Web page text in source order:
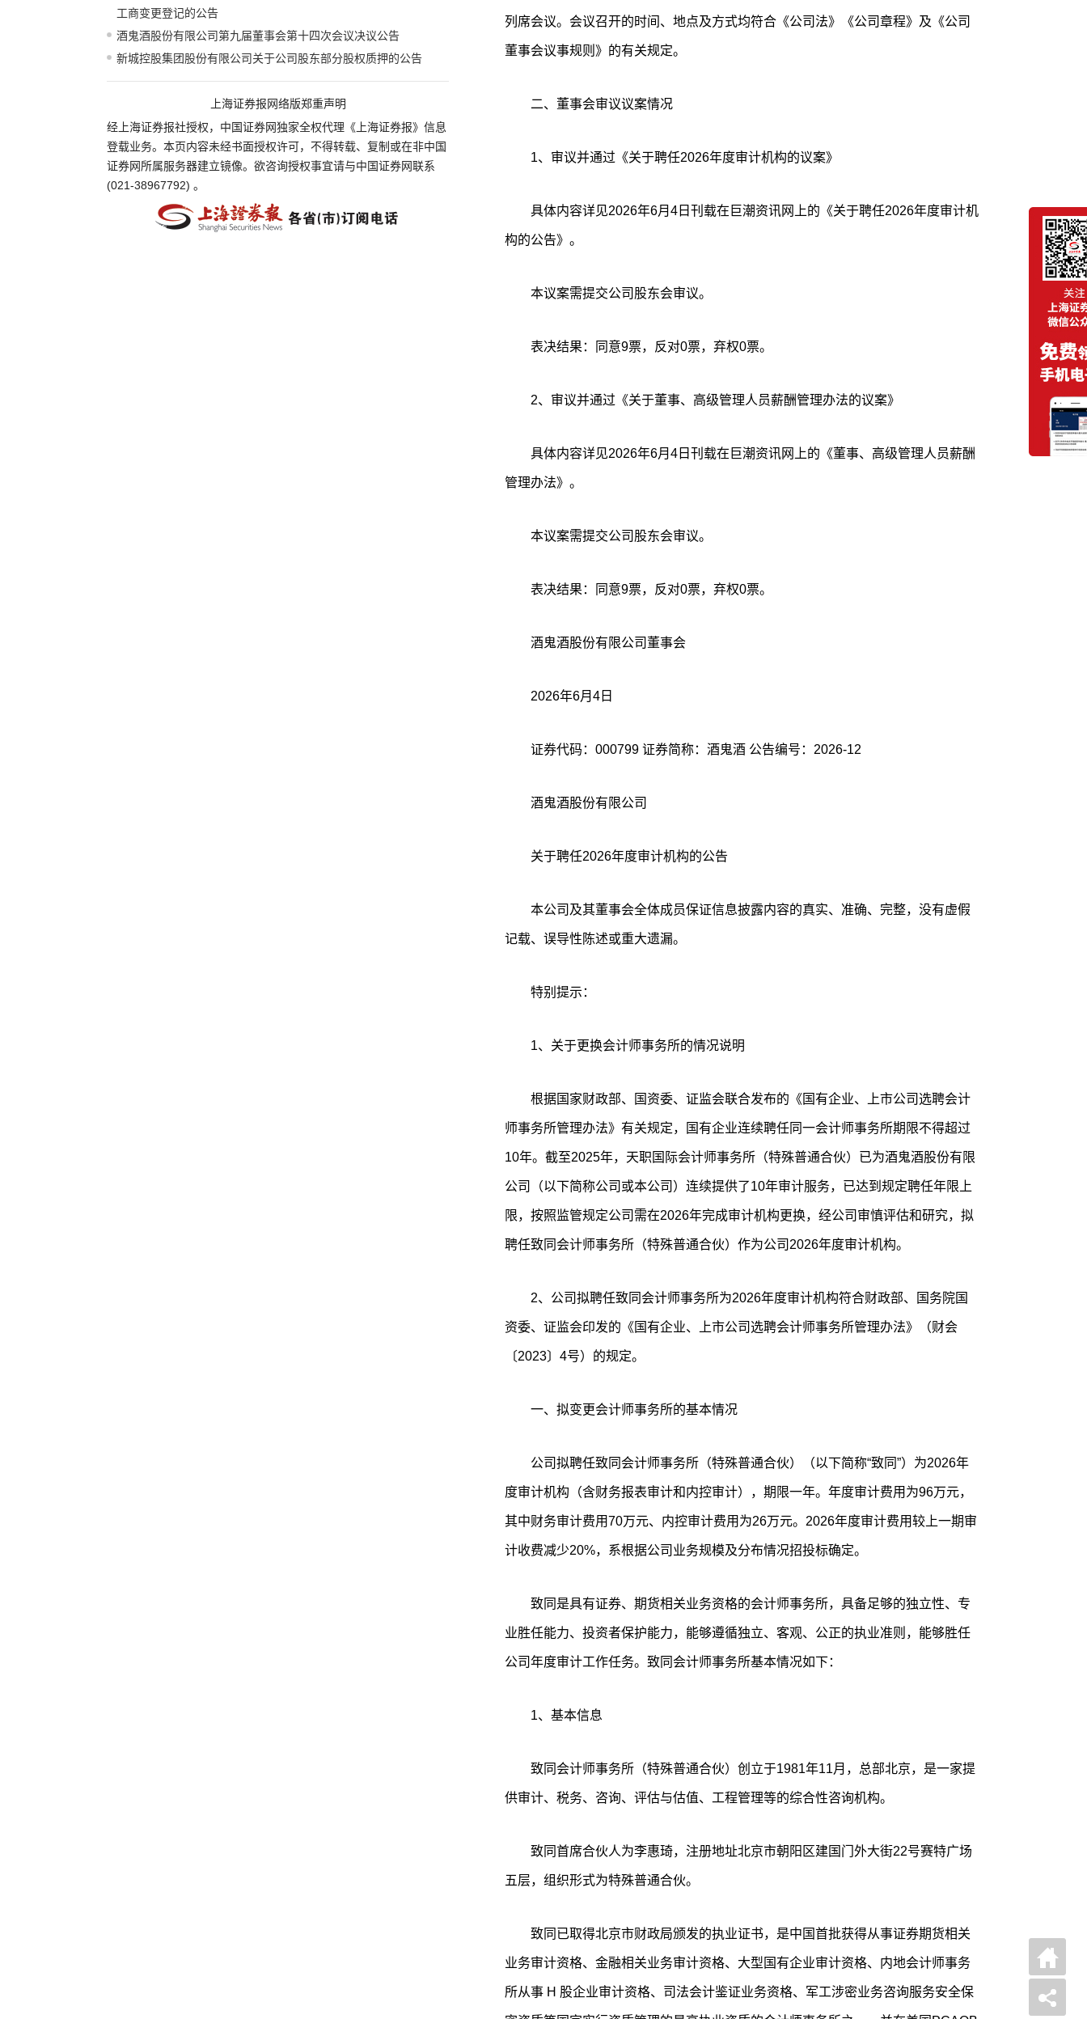
工商变更登记的公告
酒鬼酒股份有限公司第九届董事会第十四次会议决议公告
新城控股集团股份有限公司关于公司股东部分股权质押的公告
上海证券报网络版郑重声明
经上海证券报社授权，中国证券网独家全权代理《上海证券报》信息
登载业务。本页内容未经书面授权许可，不得转载、复制或在非中国
证券网所属服务器建立镜像。欲咨询授权事宜请与中国证券网联系
(021-38967792) 。
列席会议。会议召开的时间、地点及方式均符合《公司法》《公司章程》及《公司
董事会议事规则》的有关规定。
二、董事会审议议案情况
1、审议并通过《关于聘任2026年度审计机构的议案》
具体内容详见2026年6月4日刊载在巨潮资讯网上的《关于聘任2026年度审计机
构的公告》。
本议案需提交公司股东会审议。
表决结果：同意9票，反对0票，弃权0票。
2、审议并通过《关于董事、高级管理人员薪酬管理办法的议案》
具体内容详见2026年6月4日刊载在巨潮资讯网上的《董事、高级管理人员薪酬
管理办法》。
本议案需提交公司股东会审议。
表决结果：同意9票，反对0票，弃权0票。
酒鬼酒股份有限公司董事会
2026年6月4日
证券代码：000799 证券简称：酒鬼酒 公告编号：2026-12
酒鬼酒股份有限公司
关于聘任2026年度审计机构的公告
本公司及其董事会全体成员保证信息披露内容的真实、准确、完整，没有虚假
记载、误导性陈述或重大遗漏。
特别提示：
1、关于更换会计师事务所的情况说明
根据国家财政部、国资委、证监会联合发布的《国有企业、上市公司选聘会计
师事务所管理办法》有关规定，国有企业连续聘任同一会计师事务所期限不得超过
10年。截至2025年，天职国际会计师事务所（特殊普通合伙）已为酒鬼酒股份有限
公司（以下简称公司或本公司）连续提供了10年审计服务，已达到规定聘任年限上
限，按照监管规定公司需在2026年完成审计机构更换，经公司审慎评估和研究，拟
聘任致同会计师事务所（特殊普通合伙）作为公司2026年度审计机构。
2、公司拟聘任致同会计师事务所为2026年度审计机构符合财政部、国务院国
资委、证监会印发的《国有企业、上市公司选聘会计师事务所管理办法》（财会
〔2023〕4号）的规定。
一、拟变更会计师事务所的基本情况
公司拟聘任致同会计师事务所（特殊普通合伙）（以下简称“致同”）为2026年
度审计机构（含财务报表审计和内控审计），期限一年。年度审计费用为96万元，
其中财务审计费用70万元、内控审计费用为26万元。2026年度审计费用较上一期审
计收费减少20%，系根据公司业务规模及分布情况招投标确定。
致同是具有证券、期货相关业务资格的会计师事务所，具备足够的独立性、专
业胜任能力、投资者保护能力，能够遵循独立、客观、公正的执业准则，能够胜任
公司年度审计工作任务。致同会计师事务所基本情况如下：
1、基本信息
致同会计师事务所（特殊普通合伙）创立于1981年11月，总部北京，是一家提
供审计、税务、咨询、评估与估值、工程管理等的综合性咨询机构。
致同首席合伙人为李惠琦，注册地址北京市朝阳区建国门外大街22号赛特广场
五层，组织形式为特殊普通合伙。
致同已取得北京市财政局颁发的执业证书，是中国首批获得从事证券期货相关
业务审计资格、金融相关业务审计资格、大型国有企业审计资格、内地会计师事务
所从事 H 股企业审计资格、司法会计鉴证业务资格、军工涉密业务咨询服务安全保